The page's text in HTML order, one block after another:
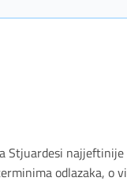
Stjuardesi
odlazaka, o